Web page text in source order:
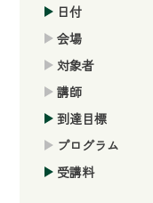
日付
会場
対象者
講師
到達目標
プログラム
受講料